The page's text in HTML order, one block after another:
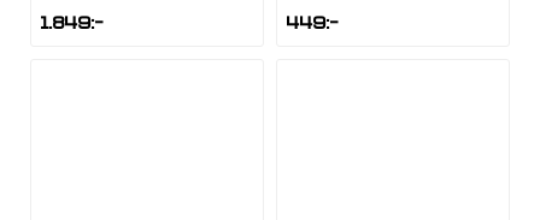
1.849:- 449:-